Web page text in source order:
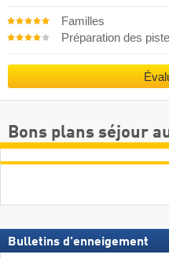
Familles
Préparation des
Bons plans séjour
Bulletins d'enneigement